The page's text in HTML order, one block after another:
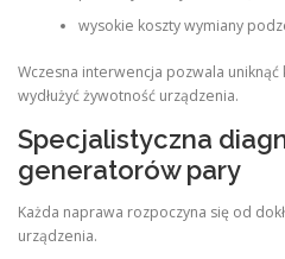
wysokie koszty wymiany
Wczesna interwencja pozwala
wydłużyć żywotność urządzenia.
Specjalistyczna
generatorów pary
Każda naprawa rozpoczyna się od
urządzenia.